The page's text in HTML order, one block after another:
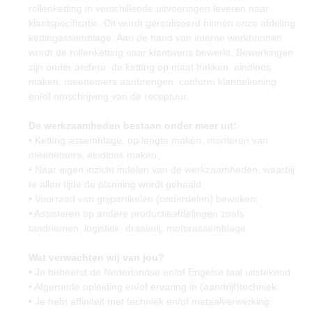
rollenketting in verschillende uitvoeringen leveren naar
klantspecificatie. Dit wordt gerealiseerd binnen onze afdeling
kettingassemblage. Aan de hand van interne werkbonnen
wordt de rollenketting naar klantwens bewerkt. Bewerkingen
zijn onder andere: de ketting op maat hakken, eindloos
maken, meenemers aanbrengen, conform klanttekening
en/of omschrijving van de receptuur.
De werkzaamheden bestaan onder meer uit:
• Ketting assemblage, op lengte maken, monteren van
meenemers, eindloos maken;
• Naar eigen inzicht indelen van de werkzaamheden, waarbij
te allen tijde de planning wordt gehaald;
• Voorraad van grijpartikelen (onderdelen) bewaken;
• Assisteren op andere productieafdelingen zoals
tandriemen, logistiek, draaierij, motorassemblage.
Wat verwachten wij van jou?
• Je beheerst de Nederlandse en/of Engelse taal uitstekend.
• Afgeronde opleiding en/of ervaring in (aandrijf)techniek.
• Je hebt affiniteit met techniek en/of metaalverwerking: